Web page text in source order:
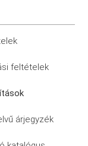
feltételek
árjegyzék